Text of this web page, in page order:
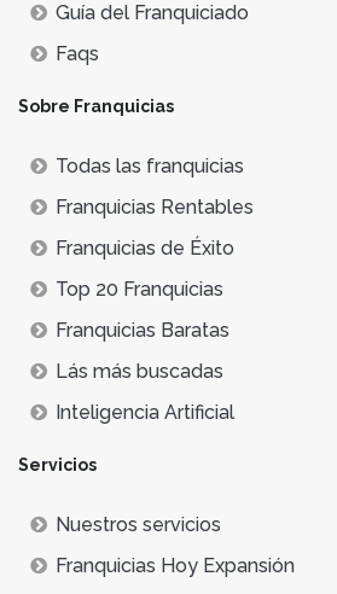
Guía del Franquiciado
Faqs
Sobre Franquicias
Todas las franquicias
Franquicias Rentables
Franquicias de Éxito
Top 20 Franquicias
Franquicias Baratas
Lás más buscadas
Inteligencia Artificial
Servicios
Nuestros servicios
Franquicias Hoy Expansión